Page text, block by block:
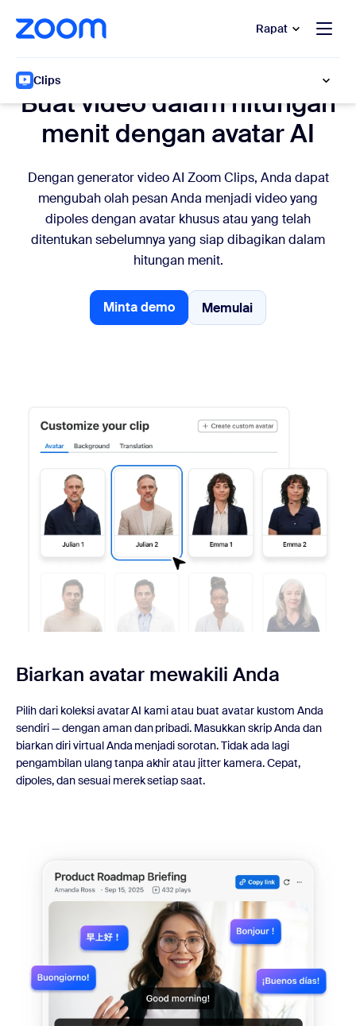
ke konten utama
percakapan bantuan Rapat
Clips
Buat video dalam hitungan
menit dengan avatar AI
Dengan generator video AI Zoom Clips, Anda dapat
mengubah olah pesan Anda menjadi video yang
dipoles dengan avatar khusus atau yang telah
ditentukan sebelumnya yang siap dibagikan dalam
hitungan menit.
Minta demo
Minta demo
Memulai
Memulai
Biarkan avatar mewakili Anda
Pilih dari koleksi avatar AI kami atau buat avatar kustom Anda
sendiri — dengan aman dan pribadi. Masukkan skrip Anda dan
biarkan diri virtual Anda menjadi sorotan. Tidak ada lagi
pengambilan ulang tanpa akhir atau jitter kamera. Cepat,
dipoles, dan sesuai merek setiap saat.